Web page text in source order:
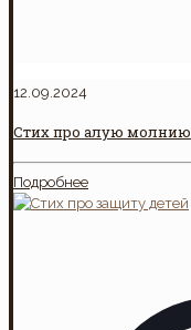
12.09.2024
Стих про алую молнию
Подробнее